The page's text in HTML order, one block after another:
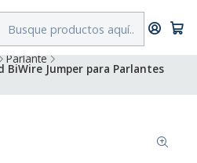
gratuitos a Región Metropolitana por
Parlante
BiWire Jumper para Parlantes